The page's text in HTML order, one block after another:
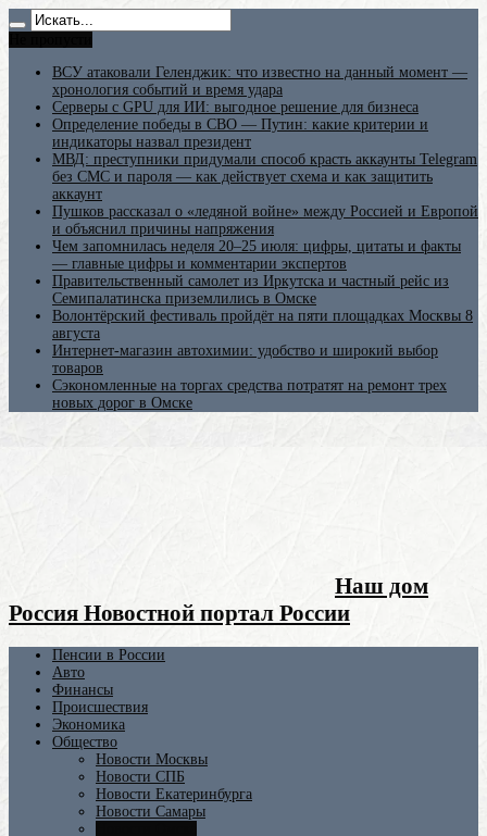
ВСУ атаковали Геленджик: что известно на данный момент —
хронология событий и время удара
Серверы с GPU для ИИ: выгодное решение для бизнеса
Определение победы в СВО — Путин: какие критерии и
индикаторы назвал президент
МВД: преступники придумали способ красть аккаунты Telegram
без СМС и пароля — как действует схема и как защитить
аккаунт
Пушков рассказал о «ледяной войне» между Россией и Европой
и объяснил причины напряжения
Чем запомнилась неделя 20–25 июля: цифры, цитаты и факты
— главные цифры и комментарии экспертов
Правительственный самолет из Иркутска и частный рейс из
Семипалатинска приземлились в Омске
Волонтёрский фестиваль пройдёт на пяти площадках Москвы 8
августа
Интернет-магазин автохимии: удобство и широкий выбор
товаров
Сэкономленные на торгах средства потратят на ремонт трех
новых дорог в Омске
Наш дом
Россия Новостной портал России
Пенсии в России
Авто
Финансы
Происшествия
Экономика
Общество
Новости Москвы
Новости СПБ
Новости Екатеринбурга
Новости Самары